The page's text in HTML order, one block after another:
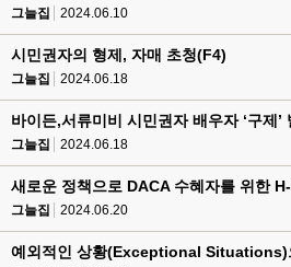
그늘집 2024.06.10
시민권자의 형제, 자매 초청(F4)
그늘집 2024.06.18
바이든,서류미비 시민권자 배우자 ‘구제’
그늘집 2024.06.18
새로운 정책으로 DACA 수혜자를 위한
그늘집 2024.06.20
예외적인 상황(Exceptional Situations)